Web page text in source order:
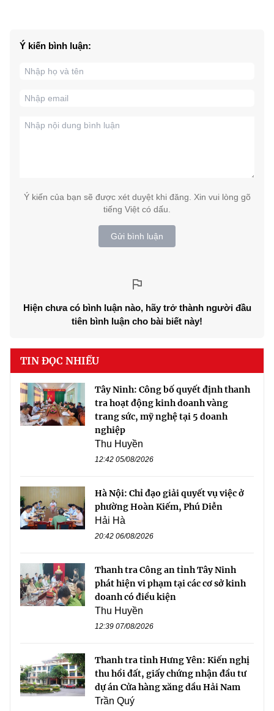
Ý kiến bình luận:
Ý kiến của bạn sẽ được xét duyệt khi đăng. Xin vui lòng gõ
tiếng Việt có dấu.
Gửi bình luận
Hiện chưa có bình luận nào, hãy trở thành người đầu
tiên bình luận cho bài biết này!
TIN ĐỌC NHIỀU
Tây Ninh: Công bố quyết định thanh
tra hoạt động kinh doanh vàng
trang sức, mỹ nghệ tại 5 doanh
nghiệp
Thu Huyền
12:42 05/08/2026
Hà Nội: Chỉ đạo giải quyết vụ việc ở
phường Hoàn Kiếm, Phú Diễn
Hải Hà
20:42 06/08/2026
Thanh tra Công an tỉnh Tây Ninh
phát hiện vi phạm tại các cơ sở kinh
doanh có điều kiện
Thu Huyền
12:39 07/08/2026
Thanh tra tỉnh Hưng Yên: Kiến nghị
thu hồi đất, giấy chứng nhận đầu tư
dự án Cửa hàng xăng dầu Hải Nam
Trần Quý